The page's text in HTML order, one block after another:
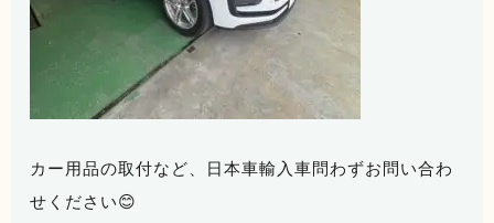
カー用品の取付など、日本車輸入車問わずお問い合わ
せください😊